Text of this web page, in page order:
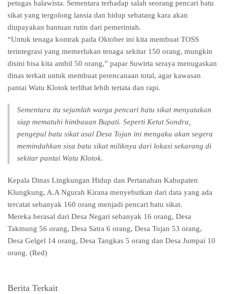
petugas balawista. Sementara terhadap salah seorang pencari batu
sikat yang tergolong lansia dan hidup sebatang kara akan
diupayakan bantuan rutin dari pemerintah.
“Untuk tenaga kontrak pada Oktober ini kita membuat TOSS
terintegrasi yang memerlukan tenaga sekitar 150 orang, mungkin
disini bisa kita ambil 50 orang,” papar Suwirta seraya menugaskan
dinas terkait untuk membuat perencanaan total, agar kawasan
pantai Watu Klotok terlihat lebih tertata dan rapi.
Sementara itu sejumlah warga pencari batu sikat menyatakan
siap mematuhi himbauan Bupati. Seperti Ketut Sondra,
pengepul batu sikat asal Desa Tojan ini mengaku akan segera
memindahkan sisa batu sikat miliknya dari lokasi sekarang di
sekitar pantai Watu Klotok.
Kepala Dinas Lingkungan Hidup dan Pertanahan Kabupaten
Klungkung, A.A Ngurah Kirana menyebutkan dari data yang ada
tercatat sebanyak 160 orang menjadi pencari batu sikat.
Mereka berasal dari Desa Negari sebanyak 16 orang, Desa
Takmung 56 orang, Desa Satra 6 orang, Desa Tojan 53 orang,
Desa Gelgel 14 orang, Desa Tangkas 5 orang dan Desa Jumpai 10
orang. (Red)
Berita Terkait